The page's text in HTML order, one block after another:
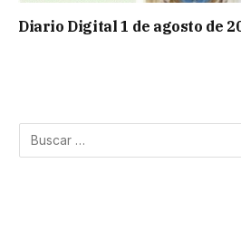
Diario Digital 1 de agosto de